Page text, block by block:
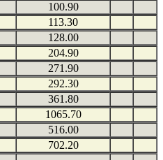
100.90
113.30
128.00
204.90
271.90
292.30
361.80
1065.70
516.00
702.20